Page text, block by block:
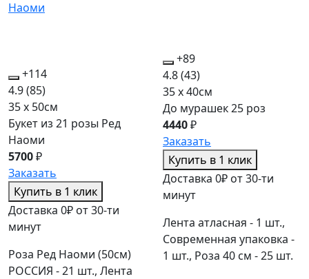
+114
4.9(85)
35 x 50см
Букет из 21 розы Ред
Наоми
5700₽
Заказать
Купить в 1 клик
Доставка 0₽ от 30-ти
минут
Роза Ред Наоми (50см)
РОССИЯ - 21 шт., Лента
+89
4.8(43)
35 x 40см
До мурашек 25 роз
4440₽
Заказать
Купить в 1 клик
Доставка 0₽ от 30-ти
минут
Лента атласная - 1 шт.,
Современная упаковка -
1 шт., Роза 40 см - 25 шт.